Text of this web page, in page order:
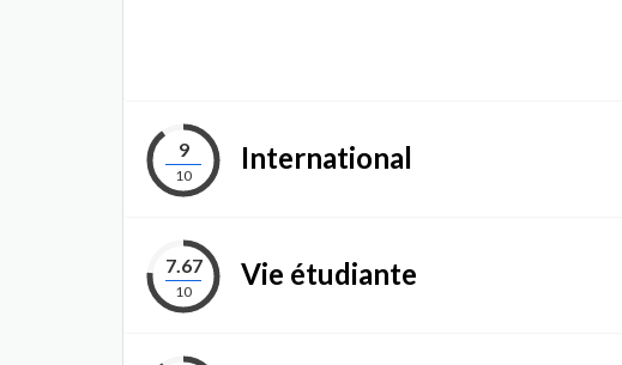
9
10
International
7.67
10
Vie étudiante